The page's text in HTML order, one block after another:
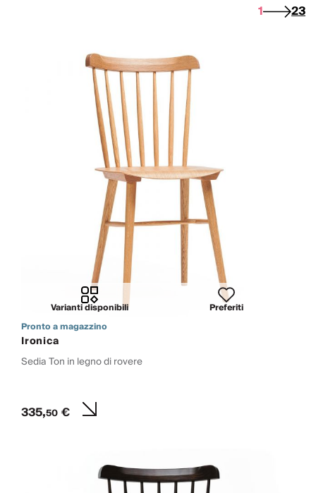
1 23
Varianti disponibili
Preferiti
Pronto a magazzino
Ironica
Sedia Ton in legno di rovere
335,50€